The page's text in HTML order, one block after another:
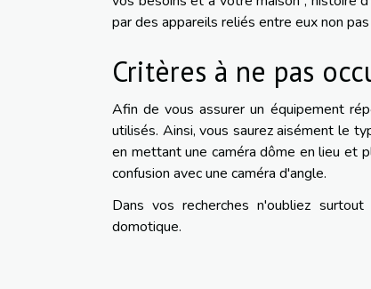
par des appareils reliés entre eux non
Critères à ne pas
Afin de vous assurer un équipement
utilisés. Ainsi, vous saurez aisément le
en mettant une caméra dôme en lieu et
confusion avec une caméra d'angle.
Dans vos recherches n'oubliez
domotique.